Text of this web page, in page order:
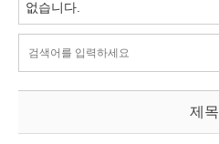
없습니다.
제목